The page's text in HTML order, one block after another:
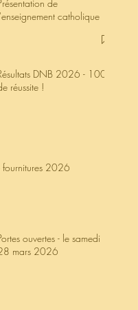
de
catholique
DNB 2026 - 100%
réussite !
fournitures 2026
ouvertes - le samedi
mars 2026